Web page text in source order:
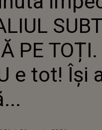
PE TOȚI.
e tot! Îşi